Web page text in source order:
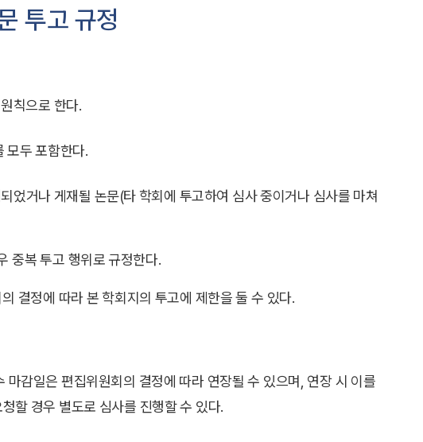
투고 규정
칙으로 한다.
모두 포함한다.
었거나 게재될 논문(타 학회에 투고하여 심사 중이거나 심사를 마쳐
중복 투고 행위로 규정한다.
결정에 따라 본 학회지의 투고에 제한을 둘 수 있다.
감일은 편집위원회의 결정에 따라 연장될 수 있으며, 연장 시 이를
할 경우 별도로 심사를 진행할 수 있다.